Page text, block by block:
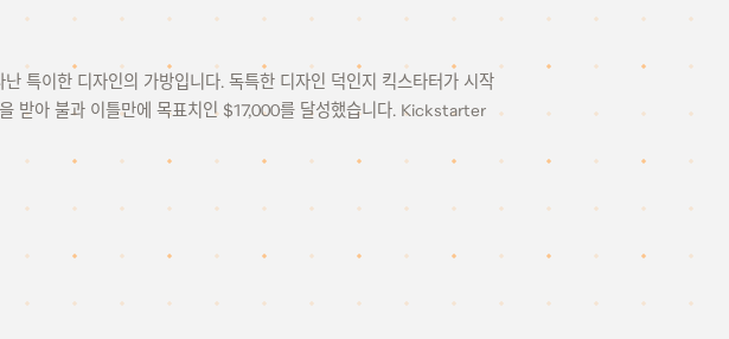
특이한 디자인의 가방입니다. 독특한 디자인 덕인지 킥스타터가 시작
받아 불과 이틀만에 목표치인 $17,000를 달성했습니다. Kickstarter